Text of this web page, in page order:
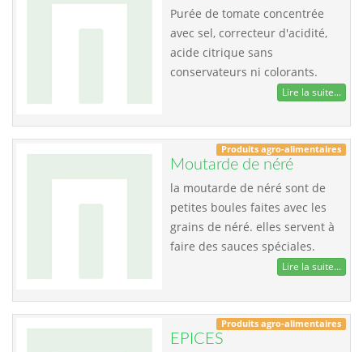
Purée de tomate concentrée
avec sel, correcteur d'acidité,
acide citrique sans
conservateurs ni colorants.
Lire la suite...
Produits agro-alimentaires
Moutarde de néré
la moutarde de néré sont de
petites boules faites avec les
grains de néré. elles servent à
faire des sauces spéciales.
Lire la suite...
Produits agro-alimentaires
EPICES